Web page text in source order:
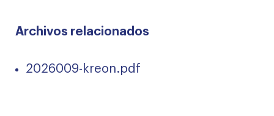
Archivos relacionados
2026009-kreon.pdf